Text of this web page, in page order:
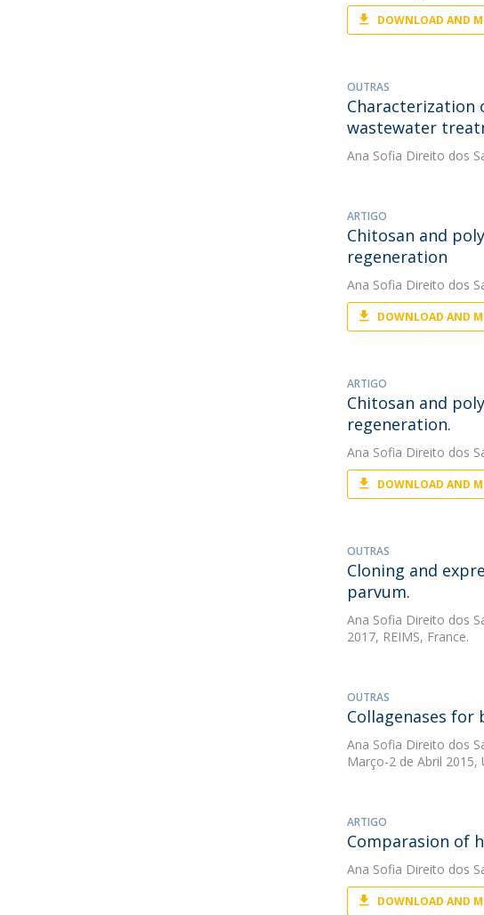
DOWNLOAD AND
OUTRAS
Characterization
wastewater
Ana Sofia Direito dos
ARTIGO
Chitosan and
regeneration
Ana Sofia Direito dos
DOWNLOAD AND
ARTIGO
Chitosan and
regeneration.
Ana Sofia Direito dos
DOWNLOAD AND
OUTRAS
Cloning and
parvum.
Ana Sofia Direito dos
2017, REIMS, France.
OUTRAS
Collagenases for
Ana Sofia Direito dos
Março-2 de Abril 2015,
ARTIGO
Comparasion of
Ana Sofia Direito dos
DOWNLOAD AND